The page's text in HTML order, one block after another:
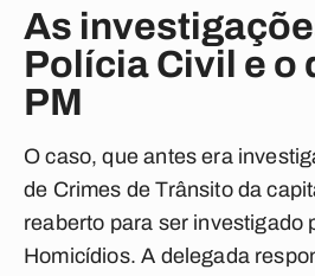
As
Polícia Civil e o
PM
O caso, que antes era
de Crimes de Trânsito da
reaberto para ser investigado
Homicídios. A delegada